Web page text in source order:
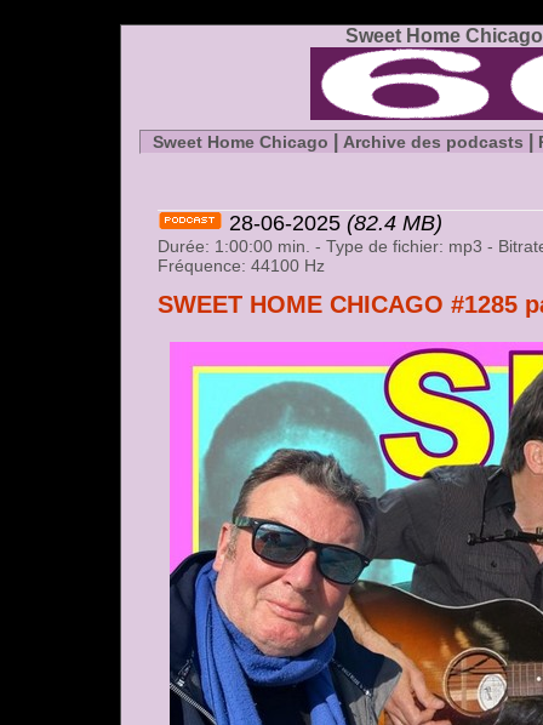
Sweet Home
Sweet Home Chicago Archive des podcasts
28-06-2025 (82.4 MB)
Durée: 1:00:00 min. - Type de fichier: mp3 -
Fréquence: 44100 Hz
SWEET HOME CHICAGO #1285